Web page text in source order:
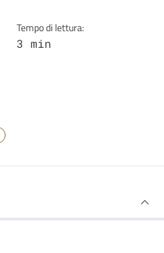
Tempo di lettura:
3 min